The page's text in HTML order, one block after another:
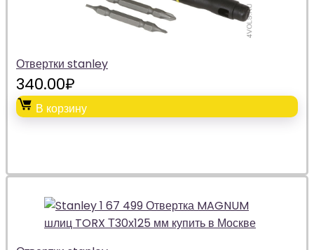
Отвертки stanley
340.00₽
В корзину